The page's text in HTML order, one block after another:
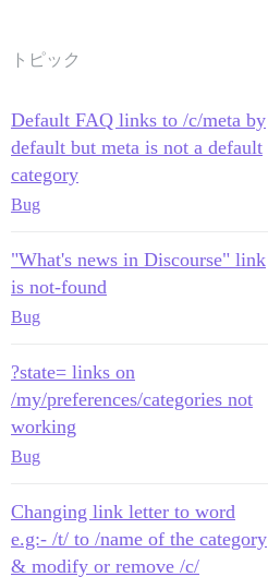
トピック
Default FAQ links to /c/meta by
default but meta is not a default
category
Bug
"What's news in Discourse" link
is not-found
Bug
?state= links on
/my/preferences/categories not
working
Bug
Changing link letter to word
e.g:- /t/ to /name of the category
& modify or remove /c/